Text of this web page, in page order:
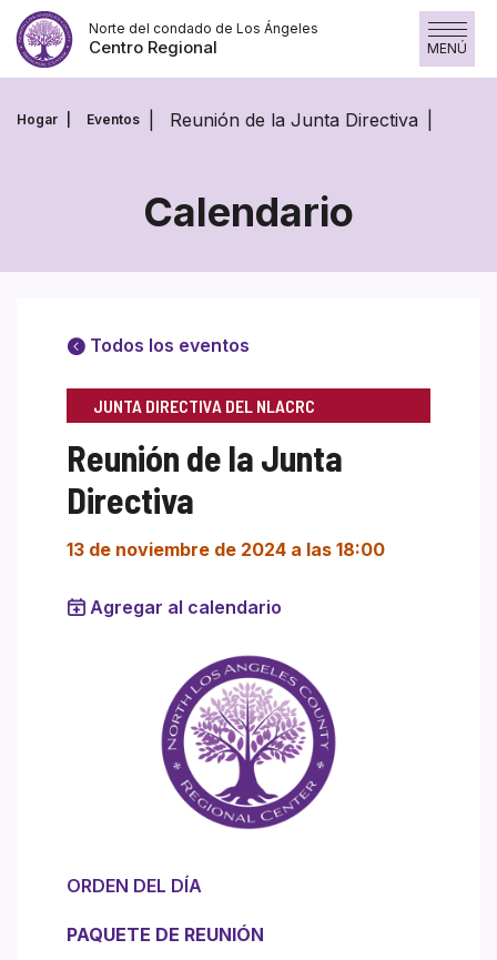
Saltar
contenido
Norte del condado de Los Ángeles
Centro Regional MENÚ
Hogar Eventos Reunión de la Junta Directiva
Calendario
Todos los eventos
JUNTA DIRECTIVA DEL NLACRC
Reunión de la Junta
Directiva
13 de noviembre de 2024 a las 18:00
Agregar al calendario
ORDEN DEL DÍA
PAQUETE DE REUNIÓN